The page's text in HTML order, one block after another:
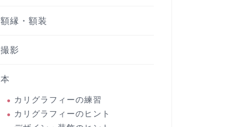
額縁・額装
撮影
本
カリグラフィーの練習
カリグラフィーのヒント